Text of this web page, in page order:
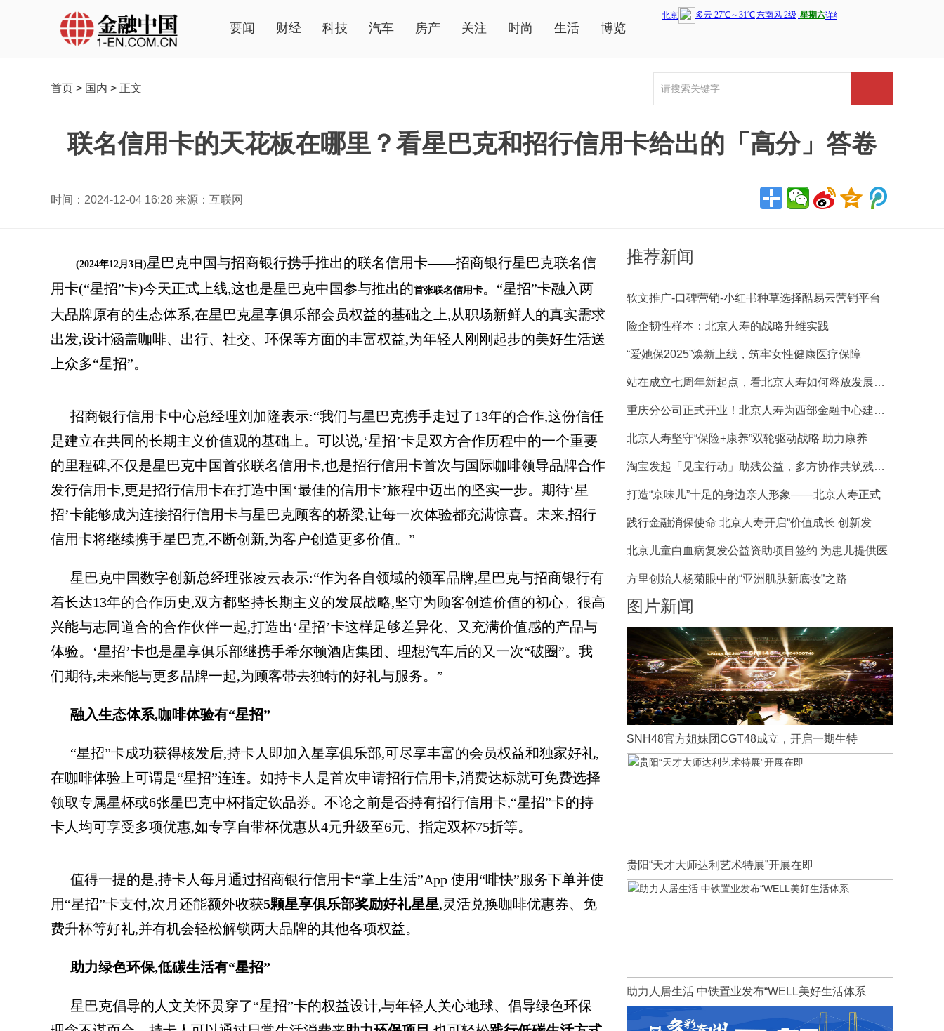
要闻 财经 科技 汽车 房产 关注 时尚 生活 博览
首页 > 国内 > 正文
联名信用卡的天花板在哪里？看星巴克和招行信用卡给出的「高分」答卷
时间：2024-12-04 16:28 来源：互联网
(2024年12月3日)星巴克中国与招商银行携手推出的联名信用卡——招商银行星巴克联名信
用卡(“星招”卡)今天正式上线,这也是星巴克中国参与推出的首张联名信用卡。“星招”卡融入两
大品牌原有的生态体系,在星巴克星享俱乐部会员权益的基础之上,从职场新鲜人的真实需求
出发,设计涵盖咖啡、出行、社交、环保等方面的丰富权益,为年轻人刚刚起步的美好生活送
上众多“星招”。
招商银行信用卡中心总经理刘加隆表示:“我们与星巴克携手走过了13年的合作,这份信任
是建立在共同的长期主义价值观的基础上。可以说,‘星招’卡是双方合作历程中的一个重要
的里程碑,不仅是星巴克中国首张联名信用卡,也是招行信用卡首次与国际咖啡领导品牌合作
发行信用卡,更是招行信用卡在打造中国‘最佳的信用卡’旅程中迈出的坚实一步。期待‘星
招’卡能够成为连接招行信用卡与星巴克顾客的桥梁,让每一次体验都充满惊喜。未来,招行
信用卡将继续携手星巴克,不断创新,为客户创造更多价值。”
星巴克中国数字创新总经理张凌云表示:“作为各自领域的领军品牌,星巴克与招商银行有
着长达13年的合作历史,双方都坚持长期主义的发展战略,坚守为顾客创造价值的初心。很高
兴能与志同道合的合作伙伴一起,打造出‘星招’卡这样足够差异化、又充满价值感的产品与
体验。‘星招’卡也是星享俱乐部继携手希尔顿酒店集团、理想汽车后的又一次“破圈”。我
们期待,未来能与更多品牌一起,为顾客带去独特的好礼与服务。”
融入生态体系,咖啡体验有“星招”
“星招”卡成功获得核发后,持卡人即加入星享俱乐部,可尽享丰富的会员权益和独家好礼,
在咖啡体验上可谓是“星招”连连。如持卡人是首次申请招行信用卡,消费达标就可免费选择
领取专属星杯或6张星巴克中杯指定饮品券。不论之前是否持有招行信用卡,“星招”卡的持
卡人均可享受多项优惠,如专享自带杯优惠从4元升级至6元、指定双杯75折等。
值得一提的是,持卡人每月通过招商银行信用卡“掌上生活”App 使用“啡快”服务下单并使
用“星招”卡支付,次月还能额外收获5颗星享俱乐部奖励好礼星星,灵活兑换咖啡优惠券、免
费升杯等好礼,并有机会轻松解锁两大品牌的其他各项权益。
助力绿色环保,低碳生活有“星招”
星巴克倡导的人文关怀贯穿了“星招”卡的权益设计,与年轻人关心地球、倡导绿色环保
推荐新闻
软文推广-口碑营销-小红书种草选择酷易云营销平台
险企韧性样本：北京人寿的战略升维实践
“爱她保2025”焕新上线，筑牢女性健康医疗保障
站在成立七周年新起点，看北京人寿如何释放发展新动
重庆分公司正式开业！北京人寿为西部金融中心建设增
北京人寿坚守“保险+康养”双轮驱动战略 助力康养
淘宝发起「见宝行动」助残公益，多方协作共筑残障商
打造“京味儿”十足的身边亲人形象——北京人寿正式
践行金融消保使命 北京人寿开启“价值成长 创新发
北京儿童白血病复发公益资助项目签约 为患儿提供医
方里创始人杨菊眼中的“亚洲肌肤新底妆”之路
图片新闻
SNH48官方姐妹团CGT48成立，开启一期生特
贵阳“天才大师达利艺术特展”开展在即
助力人居生活 中铁置业发布“WELL美好生活体系